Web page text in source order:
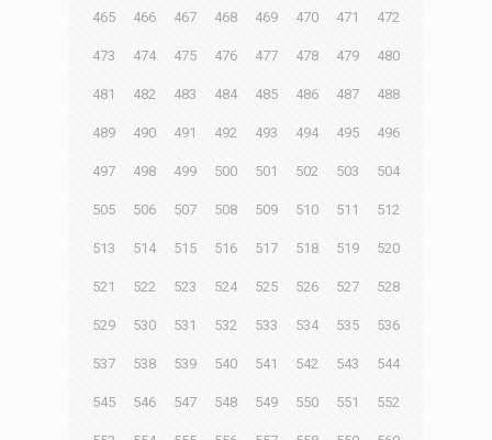
465 466 467 468 469 470 471 472
473 474 475 476 477 478 479 480
481 482 483 484 485 486 487 488
489 490 491 492 493 494 495 496
497 498 499 500 501 502 503 504
505 506 507 508 509 510 511 512
513 514 515 516 517 518 519 520
521 522 523 524 525 526 527 528
529 530 531 532 533 534 535 536
537 538 539 540 541 542 543 544
545 546 547 548 549 550 551 552